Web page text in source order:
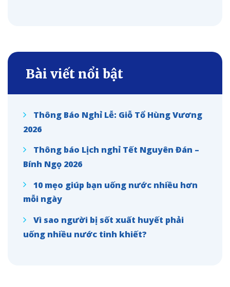
Bài viết nổi bật
Thông Báo Nghỉ Lễ: Giỗ Tổ Hùng Vương
2026
Thông báo Lịch nghỉ Tết Nguyên Đán –
Bính Ngọ 2026
10 mẹo giúp bạn uống nước nhiều hơn
mỗi ngày
Vì sao người bị sốt xuất huyết phải
uống nhiều nước tinh khiết?